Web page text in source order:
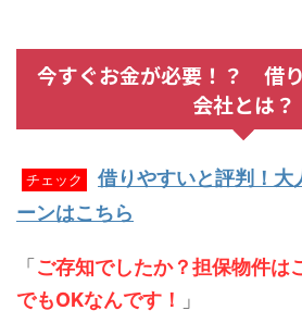
今すぐお金が必要！？ 借
会社とは？
チェック
借りやすいと評判！大
ーンはこちら
「 ご存知でしたか？担保物件は
でもOKなんです！
」